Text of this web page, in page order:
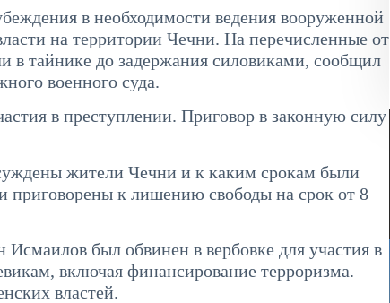
в необходимости ведения вооруженной
на территории Чечни. На перечисленные от
в тайнике до задержания силовиками, сообщил
военного суда.
в преступлении. Приговор в законную силу
жители Чечни и к каким срокам были
приговорены к лишению свободы на срок от 8
был обвинен в вербовке для участия в
включая финансирование терроризма.
властей.